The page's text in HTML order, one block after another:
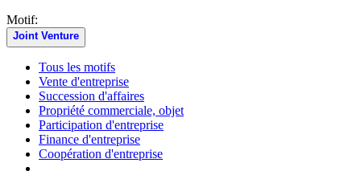
Motif:
Joint Venture
Tous les motifs
Vente d'entreprise
Succession d'affaires
Propriété commerciale, objet
Participation d'entreprise
Finance d'entreprise
Coopération d'entreprise